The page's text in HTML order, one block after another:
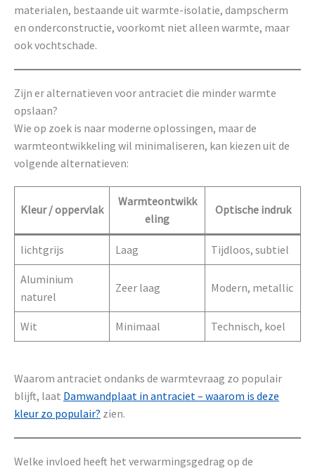
materialen, bestaande uit warmte-isolatie, dampscherm
en onderconstructie, voorkomt niet alleen warmte, maar
ook vochtschade.
Zijn er alternatieven voor antraciet die minder warmte
opslaan?
Wie op zoek is naar moderne oplossingen, maar de
warmteontwikkeling wil minimaliseren, kan kiezen uit de
volgende alternatieven:
Kleur / oppervlak
Warmteontwikk
eling
Optische indruk
lichtgrijs Laag Tijdloos, subtiel
Aluminium
naturel
Zeer laag Modern, metallic
Wit Minimaal Technisch, koel
Waarom antraciet ondanks de warmtevraag zo populair
blijft, laat Damwandplaat in antraciet – waarom is deze
kleur zo populair? zien.
Welke invloed heeft het verwarmingsgedrag op de